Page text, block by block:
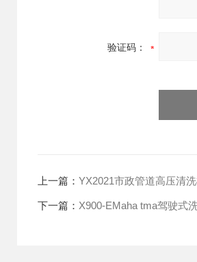
验证码：
上一篇： YX2021市政管道高压清
下一篇： X900-EMaha tma驾驶式